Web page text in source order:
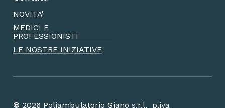
NOVITA'
MEDICI E
PROFESSIONISTI
LE NOSTRE INIZIATIVE
© 2026 Poliambulatorio Giano s.r.l. p.iva